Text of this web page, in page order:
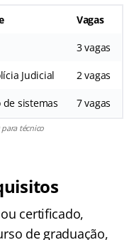
Vagas
3 vagas
Judicial 2 vagas
de sistemas 7 vagas
para técnico
certificado,
de graduação,